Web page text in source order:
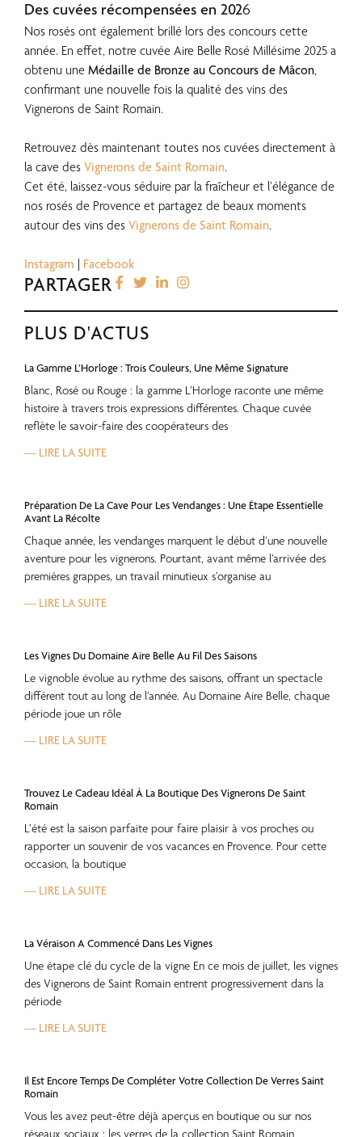
Des cuvées récompensées en 2026
Nos rosés ont également brillé lors des concours cette
année. En effet, notre cuvée Aire Belle Rosé Millésime 2025 a
obtenu une Médaille de Bronze au Concours de Mâcon,
confirmant une nouvelle fois la qualité des vins des
Vignerons de Saint Romain.
Retrouvez dès maintenant toutes nos cuvées directement à
la cave des Vignerons de Saint Romain.
Cet été, laissez-vous séduire par la fraîcheur et l’élégance de
nos rosés de Provence et partagez de beaux moments
autour des vins des Vignerons de Saint Romain.
Instagram
Facebook
PARTAGER
PLUS D'ACTUS
La Gamme L’Horloge : Trois Couleurs, Une Même Signature
Blanc, Rosé ou Rouge : la gamme L’Horloge raconte une même
histoire à travers trois expressions différentes. Chaque cuvée
reflète le savoir-faire des coopérateurs des
— LIRE LA SUITE
Préparation De La Cave Pour Les Vendanges : Une Étape Essentielle
Avant La Récolte
Chaque année, les vendanges marquent le début d’une nouvelle
aventure pour les vignerons. Pourtant, avant même l’arrivée des
premières grappes, un travail minutieux s’organise au
— LIRE LA SUITE
Les Vignes Du Domaine Aire Belle Au Fil Des Saisons
Le vignoble évolue au rythme des saisons, offrant un spectacle
différent tout au long de l’année. Au Domaine Aire Belle, chaque
période joue un rôle
— LIRE LA SUITE
Trouvez Le Cadeau Idéal À La Boutique Des Vignerons De Saint
Romain
L’été est la saison parfaite pour faire plaisir à vos proches ou
rapporter un souvenir de vos vacances en Provence. Pour cette
occasion, la boutique
— LIRE LA SUITE
La Véraison A Commencé Dans Les Vignes
Une étape clé du cycle de la vigne En ce mois de juillet, les vignes
des Vignerons de Saint Romain entrent progressivement dans la
période
— LIRE LA SUITE
Il Est Encore Temps De Compléter Votre Collection De Verres Saint
Romain
Vous les avez peut-être déjà aperçus en boutique ou sur nos